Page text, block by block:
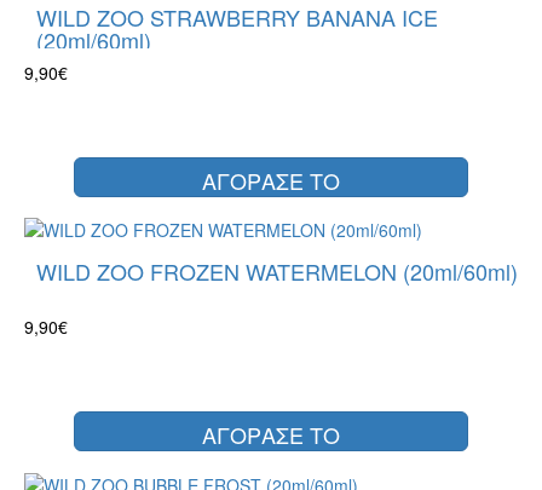
WILD ZOO STRAWBERRY BANANA ICE
(20ml/60ml)
9,90€
ΑΓΟΡΑΣΕ ΤΟ
WILD ZOO FROZEN WATERMELON (20ml/60ml)
9,90€
ΑΓΟΡΑΣΕ ΤΟ